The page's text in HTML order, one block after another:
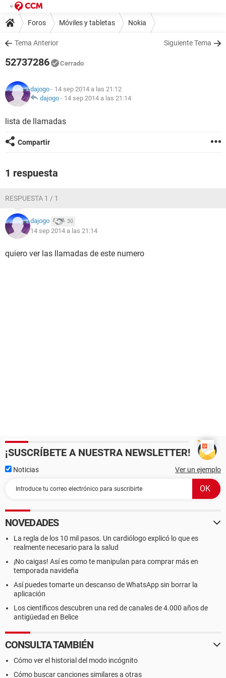
Foros Móviles y tabletas Nokia
Tema Anterior Siguiente Tema
52737286 Cerrado
dajogo - 14 sep 2014 a las 21:12
dajogo - 14 sep 2014 a las 21:14
lista de llamadas
Compartir
1 respuesta
RESPUESTA 1 / 1
dajogo 30
14 sep 2014 a las 21:14
quiero ver las llamadas de este numero
¡SUSCRÍBETE A NUESTRA NEWSLETTER!
Noticias Ver un ejemplo
NOVEDADES
La regla de los 10 mil pasos. Un cardiólogo explicó lo que es
realmente necesario para la salud
¡No caigas! Así es como te manipulan para comprar más en
temporada navideña
Así puedes tomarte un descanso de WhatsApp sin borrar la
aplicación
Los científicos descubren una red de canales de 4.000 años de
antigüedad en Belice
CONSULTA TAMBIÉN
Cómo ver el historial del modo incógnito
Cómo buscar canciones similares a otras